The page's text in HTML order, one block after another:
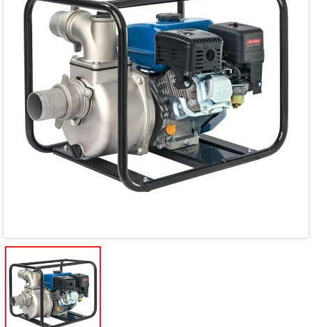
Mã giảm giá:
Ngày hết hạn: